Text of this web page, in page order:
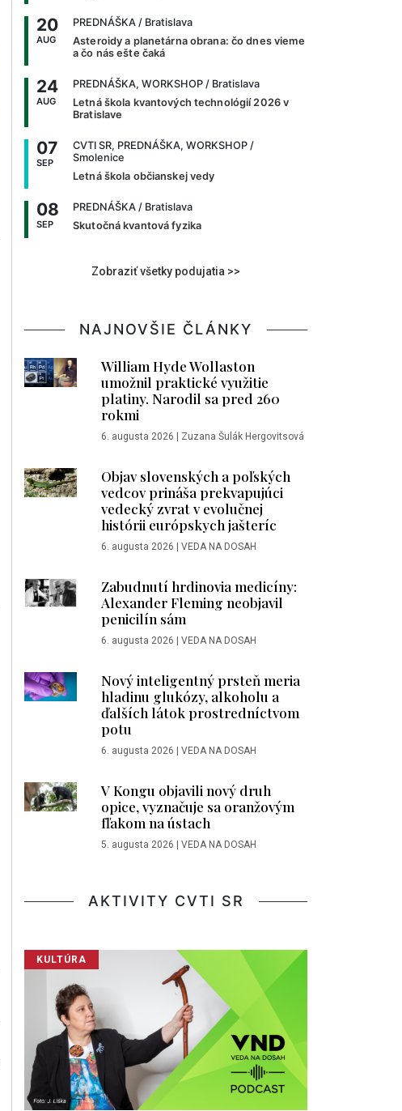
20
AUG
PREDNÁŠKA / Bratislava
Asteroidy a planetárna obrana: čo dnes vieme
a čo nás ešte čaká
24
AUG
PREDNÁŠKA, WORKSHOP / Bratislava
Letná škola kvantových technológií 2026 v
Bratislave
07
SEP
CVTI SR, PREDNÁŠKA, WORKSHOP /
Smolenice
Letná škola občianskej vedy
08
SEP
PREDNÁŠKA / Bratislava
Skutočná kvantová fyzika
Zobraziť všetky podujatia >>
NAJNOVŠIE ČLÁNKY
William Hyde Wollaston
umožnil praktické využitie
platiny. Narodil sa pred 260
rokmi
6. augusta 2026 | Zuzana Šulák Hergovitsová
Objav slovenských a poľských
vedcov prináša prekvapujúci
vedecký zvrat v evolučnej
histórii európskych jašteríc
6. augusta 2026 | VEDA NA DOSAH
Zabudnutí hrdinovia medicíny:
Alexander Fleming neobjavil
penicilín sám
6. augusta 2026 | VEDA NA DOSAH
Nový inteligentný prsteň meria
hladinu glukózy, alkoholu a
ďalších látok prostredníctvom
potu
6. augusta 2026 | VEDA NA DOSAH
V Kongu objavili nový druh
opice, vyznačuje sa oranžovým
fľakom na ústach
5. augusta 2026 | VEDA NA DOSAH
AKTIVITY CVTI SR
KULTÚRA